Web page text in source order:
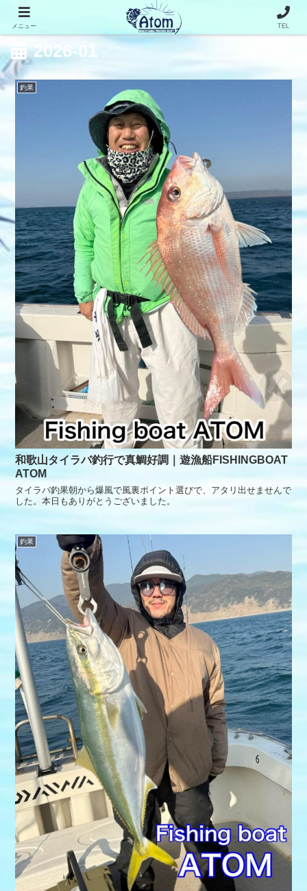
2026-01
釣果
和歌山タイラバ釣行で真鯛好調｜遊漁船FISHINGBOAT
ATOM
タイラバ釣果朝から爆風で風裏ポイント選びで、アタリ出せませんで
した。本日もありがとうございました。
釣果
メニュー TEL